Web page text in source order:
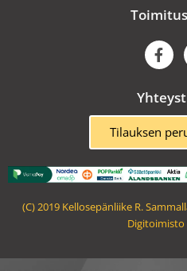
F
a
c
b
o
o
k
Tilauksen
(C) 2019 Kellosepänliike R.
Digitoimisto